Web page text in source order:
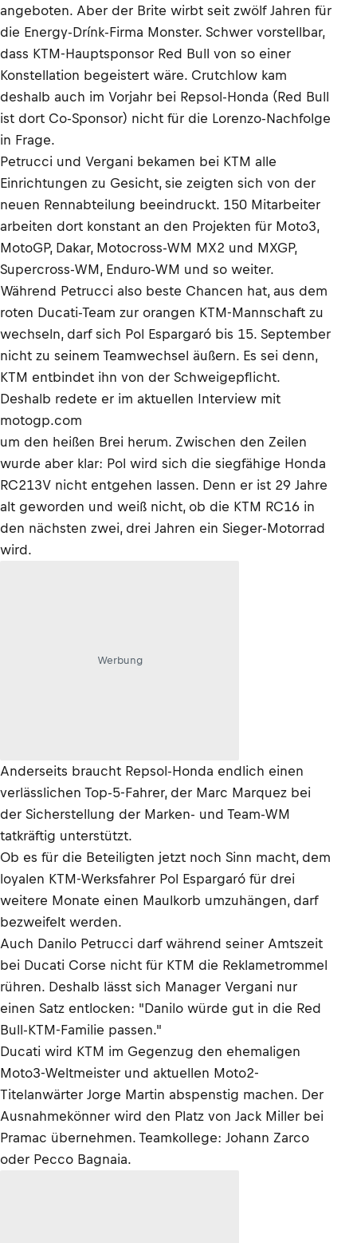
angeboten. Aber der Brite wirbt seit zwölf Jahren für
die Energy-Drínk-Firma Monster. Schwer vorstellbar,
dass KTM-Hauptsponsor Red Bull von so einer
Konstellation begeistert wäre. Crutchlow kam
deshalb auch im Vorjahr bei Repsol-Honda (Red Bull
ist dort Co-Sponsor) nicht für die Lorenzo-Nachfolge
in Frage.
Petrucci und Vergani bekamen bei KTM alle
Einrichtungen zu Gesicht, sie zeigten sich von der
neuen Rennabteilung beeindruckt. 150 Mitarbeiter
arbeiten dort konstant an den Projekten für Moto3,
MotoGP, Dakar, Motocross-WM MX2 und MXGP,
Supercross-WM, Enduro-WM und so weiter.
Während Petrucci also beste Chancen hat, aus dem
roten Ducati-Team zur orangen KTM-Mannschaft zu
wechseln, darf sich Pol Espargaró bis 15. September
nicht zu seinem Teamwechsel äußern. Es sei denn,
KTM entbindet ihn von der Schweigepflicht.
Deshalb redete er im aktuellen Interview mit
motogp.com
um den heißen Brei herum. Zwischen den Zeilen
wurde aber klar: Pol wird sich die siegfähige Honda
RC213V nicht entgehen lassen. Denn er ist 29 Jahre
alt geworden und weiß nicht, ob die KTM RC16 in
den nächsten zwei, drei Jahren ein Sieger-Motorrad
wird.
Werbung
Anderseits braucht Repsol-Honda endlich einen
verlässlichen Top-5-Fahrer, der Marc Marquez bei
der Sicherstellung der Marken- und Team-WM
tatkräftig unterstützt.
Ob es für die Beteiligten jetzt noch Sinn macht, dem
loyalen KTM-Werksfahrer Pol Espargaró für drei
weitere Monate einen Maulkorb umzuhängen, darf
bezweifelt werden.
Auch Danilo Petrucci darf während seiner Amtszeit
bei Ducati Corse nicht für KTM die Reklametrommel
rühren. Deshalb lässt sich Manager Vergani nur
einen Satz entlocken: "Danilo würde gut in die Red
Bull-KTM-Familie passen."
Ducati wird KTM im Gegenzug den ehemaligen
Moto3-Weltmeister und aktuellen Moto2-
Titelanwärter Jorge Martin abspenstig machen. Der
Ausnahmekönner wird den Platz von Jack Miller bei
Pramac übernehmen. Teamkollege: Johann Zarco
oder Pecco Bagnaia.